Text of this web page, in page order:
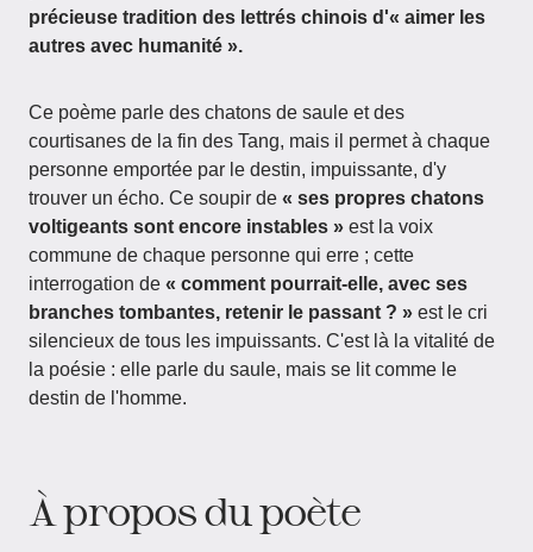
précieuse tradition des lettrés chinois d'« aimer les
autres avec humanité ».
Ce poème parle des chatons de saule et des
courtisanes de la fin des Tang, mais il permet à chaque
personne emportée par le destin, impuissante, d'y
trouver un écho. Ce soupir de « ses propres chatons
voltigeants sont encore instables » est la voix
commune de chaque personne qui erre ; cette
interrogation de « comment pourrait-elle, avec ses
branches tombantes, retenir le passant ? » est le cri
silencieux de tous les impuissants. C'est là la vitalité de
la poésie : elle parle du saule, mais se lit comme le
destin de l'homme.
À propos du poète